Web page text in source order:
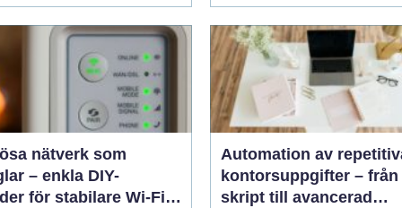
nätverk som
– enkla DIY-
för stabilare Wi-Fi i
Automation av
kontorsuppgifter – från
skript till avancerad